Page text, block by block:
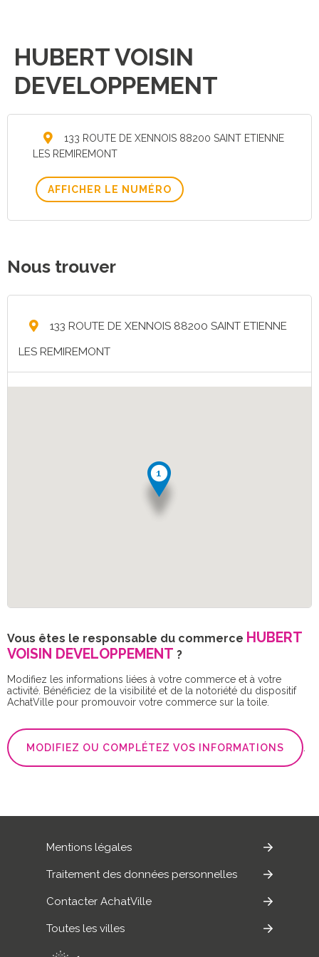
HUBERT VOISIN
DEVELOPPEMENT
133 ROUTE DE XENNOIS 88200 SAINT ETIENNE
LES REMIREMONT
AFFICHER LE NUMÉRO
Nous trouver
133 ROUTE DE XENNOIS 88200 SAINT ETIENNE
LES REMIREMONT
Vous êtes le responsable du commerce HUBERT
VOISIN DEVELOPPEMENT ?
Modifiez les informations liées à votre commerce et à votre
activité. Bénéficiez de la visibilité et de la notoriété du dispositif
AchatVille pour promouvoir votre commerce sur la toile.
MODIFIEZ OU COMPLÉTEZ VOS INFORMATIONS
Mentions légales
Traitement des données personnelles
Contacter AchatVille
Toutes les villes